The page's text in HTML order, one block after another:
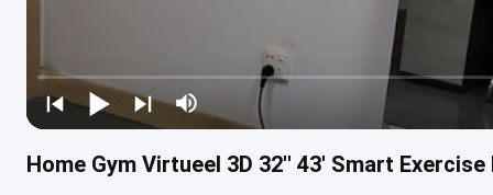
Home Gym Virtueel 3D 32'' 43' Smart